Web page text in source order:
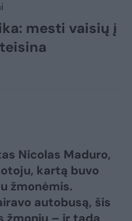
mesti vaisių į
Nicolas Maduro,
kartą buvo
žmonėmis.
autobusą, šis